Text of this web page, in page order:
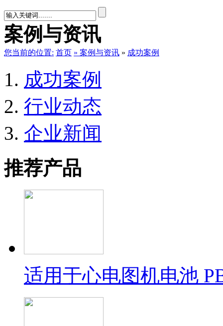
案例与资讯
您当前的位置: 首页 » 案例与资讯 » 成功案例
成功案例
行业动态
企业新闻
推荐产品
适用于心电图机电池